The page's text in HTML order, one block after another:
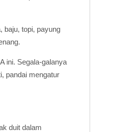
baju, topi, payung
ini. Segala-galanya
pandai mengatur
duit dalam